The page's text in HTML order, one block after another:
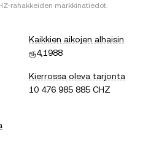
-rahakkeiden markkinatiedot.
Kaikkien aikojen alhaisin
ரூ4,1988
Kierrossa oleva tarjonta
10 476 985 885 CHZ